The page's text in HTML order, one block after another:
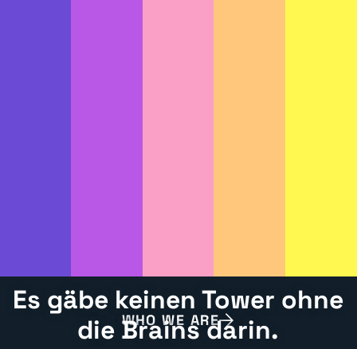
Es gäbe keinen Tower ohne
die Brains darin.
WHO WE ARE